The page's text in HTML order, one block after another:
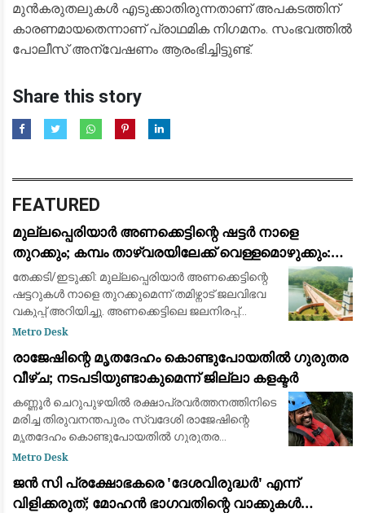
മുൻകരുതലുകൾ എടുക്കാതിരുന്നതാണ് അപകടത്തിന്
കാരണമായതെന്നാണ് പ്രാഥമിക നിഗമനം. സംഭവത്തിൽ
പോലീസ് അന്വേഷണം ആരംഭിച്ചിട്ടുണ്ട്.
Share this story
FEATURED
മുല്ലപ്പെരിയാർ അണക്കെട്ടിന്റെ ഷട്ടർ നാളെ
തുറക്കും; കമ്പം താഴ്‌വരയിലേക്ക് വെള്ളമൊഴുക്കും:
മുന്നറിയിപ്പ്
തേക്കടി/ഇടുക്കി: മുല്ലപ്പെരിയാർ അണക്കെട്ടിന്റെ
ഷട്ടറുകൾ നാളെ തുറക്കുമെന്ന് തമിഴ്നാട് ജലവിഭവ
വകുപ്പ് അറിയിച്ചു. അണക്കെട്ടിലെ ജലനിരപ്പ്
ഉയർന്നതിനെ തുടർന്നാണ് നടപടി. കമ്പം
Metro Desk
രാജേഷിന്റെ മൃതദേഹം കൊണ്ടുപോയതിൽ ഗുരുതര
വീഴ്ച; നടപടിയുണ്ടാകുമെന്ന് ജില്ലാ കളക്ടർ
കണ്ണൂർ ചെറുപുഴയിൽ രക്ഷാപ്രവർത്തനത്തിനിടെ
മരിച്ച തിരുവനന്തപുരം സ്വദേശി രാജേഷിന്റെ
മൃതദേഹം കൊണ്ടുപോയതിൽ ഗുരുതര
വീഴ്ചയുണ്ടായെന്ന് കണ്ണൂർ ജില്ലാ കളക്ടർ
വരുത്തിയവർക്കെതിരെ ന
Metro Desk
​ജൻ സി പ്രക്ഷോഭകരെ 'ദേശവിരുദ്ധർ' എന്ന്
വിളിക്കരുത്; മോഹൻ ഭാഗവതിന്റെ വാക്കുകൾ